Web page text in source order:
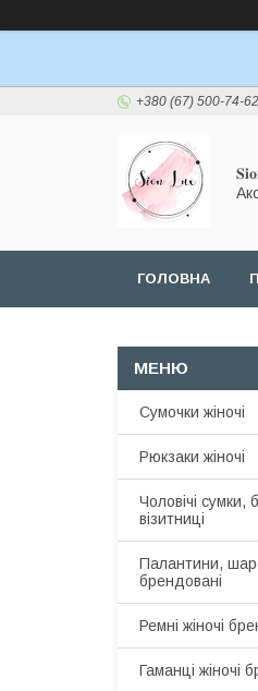
+380 (67) 500-74-62
ГОЛОВНА
Сумочки жіночі
Рюкзаки жіночі
Чоловічі сумки,
візитниці
Палантини,
брендовані
Ремні жіночі
Гаманці жіночі